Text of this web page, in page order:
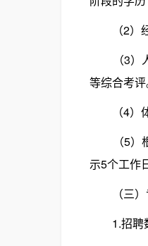
（2）经
（3）人
等综合考评
（4）体
（5）根
示5个工作
（三）
1.招聘数